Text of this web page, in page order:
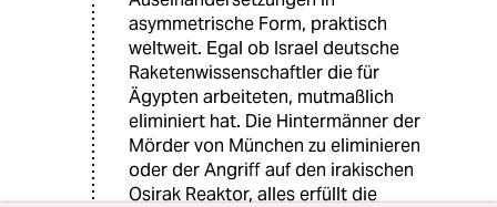
asymmetrische Form, praktisch
weltweit. Egal ob Israel deutsche
Raketenwissenschaftler die für
Ägypten arbeiteten, mutmaßlich
eliminiert hat. Die Hintermänner der
Mörder von München zu eliminieren
oder der Angriff auf den irakischen
Osirak Reaktor, alles erfüllt die